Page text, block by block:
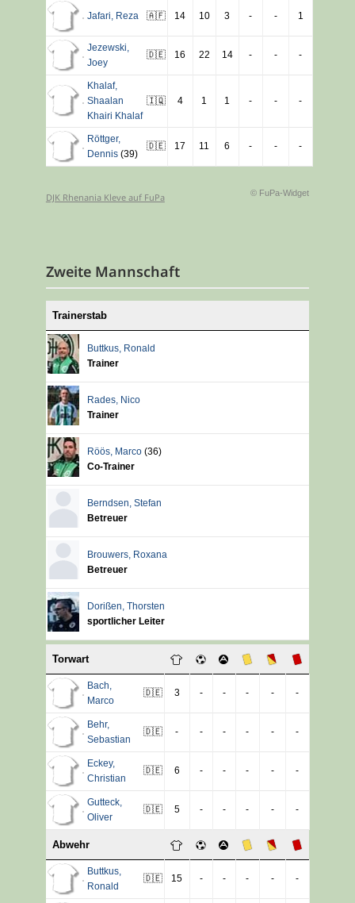
Jafari Reza 🇦🇫 14 10 3 - - 1
Jezewski
Joey
🇩🇪 16 22 14 - - -
Khalaf,
Shaalan
Khairi Khalaf
🇮🇶 4 1 1 - - -
Röttger,
Dennis (39)
🇩🇪 17 11 6 - - -
© FuPa-Widget
DJK Rhenania Kleve auf FuPa
Zweite Mannschaft
Trainerstab
Buttkus, Ronald
Trainer
Rades, Nico
Trainer
Röös, Marco (36)
Co-Trainer
Berndsen Stefan
Betreuer
Brouwers, Roxana
Betreuer
Dorißen Thorsten
sportlicher Leiter
Torwart
Bach
Marco
🇩🇪 3 - - - - -
Behr,
Sebastian
🇩🇪 - - - - - -
Eckey,
Christian
🇩🇪 6 - - - - -
Gutteck,
Oliver
🇩🇪 5 - - - - -
Abwehr
Buttkus,
Ronald
🇩🇪 15 - - - - -